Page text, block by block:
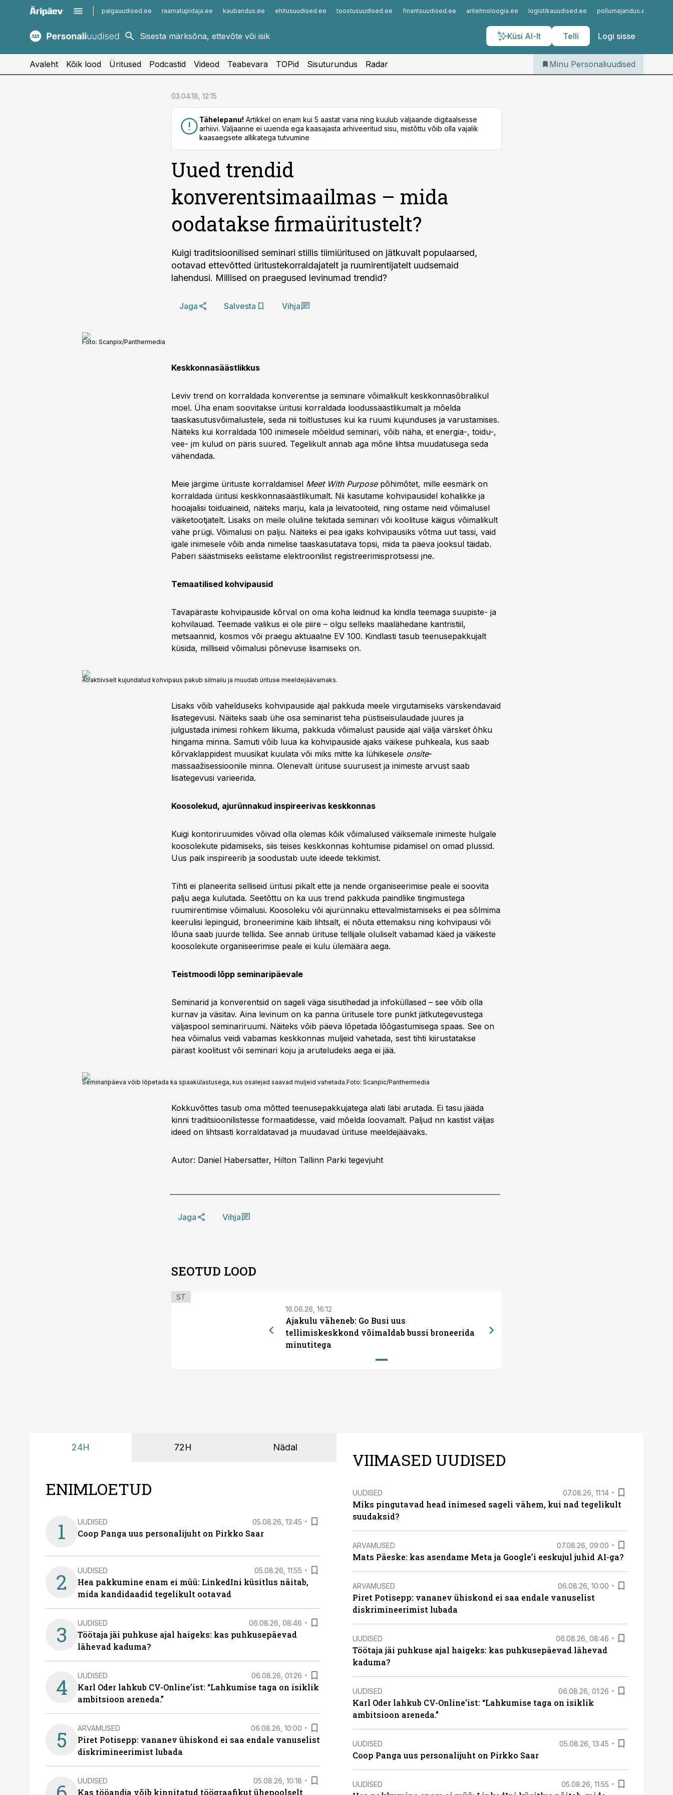
palgauudised.ee raamatupidaja.ee kaubandus.ee ehitusuudised.ee toostusuudised.ee finantsuudised.ee aritehnoloogia.ee logistikauudised.ee pollumajandus.ee
Küsi AI-lt Telli Logi sisse
kaubandus.ee
kinnisvarauudised.ee
imelineajalugu.ee
Infopank
Iseteenindus
Telli Personaliuudised
Avaleht Kõik lood Üritused Podcastid Videod Teabevara TOPid Sisuturundus Radar Minu Personaliuudised
03.04.18, 12:15
Tähelepanu! Artikkel on enam kui 5 aastat vana ning kuulub väljaande digitaalsesse
arhiivi. Väljaanne ei uuenda ega kaasajasta arhiveeritud sisu, mistõttu võib olla vajalik
kaasaegsete allikatega tutvumine
Uued trendid
konverentsimaailmas – mida
oodatakse firmaüritustelt?
Kuigi traditsioonilised seminari stiilis tiimiüritused on jätkuvalt populaarsed,
ootavad ettevõtted üritustekorraldajatelt ja ruumirentijatelt uudsemaid
lahendusi. Millised on praegused levinumad trendid?
Jaga Salvesta Vihja
Foto: Scanpix/Panthermedia
Keskkonnasäästlikkus
Leviv trend on korraldada konverentse ja seminare võimalikult keskkonnasõbralikul
moel. Üha enam soovitakse üritusi korraldada loodussäästlikumalt ja mõelda
taaskasutusvõimalustele, seda nii toitlustuses kui ka ruumi kujunduses ja varustamises.
Näiteks kui korraldada 100 inimesele mõeldud seminari, võib näha, et energia-, toidu-,
vee- jm kulud on päris suured. Tegelikult annab aga mõne lihtsa muudatusega seda
vähendada.
Meie järgime ürituste korraldamisel Meet With Purposepõhimõtet, mille eesmärk on
korraldada üritusi keskkonnasäästlikumalt. Nii kasutame kohvipausidel kohalikke ja
hooajalisi toiduaineid, näiteks marju, kala ja leivatooteid, ning ostame neid võimalusel
väiketootjatelt. Lisaks on meile oluline tekitada seminari või koolituse käigus võimalikult
vähe prügi. Võimalusi on palju. Näiteks ei pea igaks kohvipausiks võtma uut tassi, vaid
igale inimesele võib anda nimelise taaskasutatava topsi, mida ta päeva jooksul täidab.
Paberi säästmiseks eelistame elektroonilist registreerimisprotsessi jne.
Temaatilised kohvipausid
Tavapäraste kohvipauside kõrval on oma koha leidnud ka kindla teemaga suupiste- ja
kohvilauad. Teemade valikus ei ole piire – olgu selleks maalähedane kantristiil,
metsaannid, kosmos või praegu aktuaalne EV 100. Kindlasti tasub teenusepakkujalt
küsida, milliseid võimalusi põnevuse lisamiseks on.
Atraktiivselt kujundatud kohvipaus pakub silmailu ja muudab ürituse meeldejäävamaks.
Lisaks võib vahelduseks kohvipauside ajal pakkuda meele virgutamiseks värskendavaid
lisategevusi. Näiteks saab ühe osa seminarist teha püstiseisulaudade juures ja
julgustada inimesi rohkem liikuma, pakkuda võimalust pauside ajal välja värsket õhku
hingama minna. Samuti võib luua ka kohvipauside ajaks väikese puhkeala, kus saab
kõrvaklappidest muusikat kuulata või miks mitte ka lühikesele onsite-
massaažisessioonile minna. Olenevalt ürituse suurusest ja inimeste arvust saab
lisategevusi varieerida.
Koosolekud, ajurünnakud inspireerivas keskkonnas
Kuigi kontoriruumides võivad olla olemas kõik võimalused väiksemale inimeste hulgale
koosolekute pidamiseks, siis teises keskkonnas kohtumise pidamisel on omad plussid.
Uus paik inspireerib ja soodustab uute ideede tekkimist.
Tihti ei planeerita selliseid üritusi pikalt ette ja nende organiseerimise peale ei soovita
palju aega kulutada. Seetõttu on ka uus trend pakkuda paindlike tingimustega
ruumirentimise võimalusi. Koosoleku või ajurünnaku ettevalmistamiseks ei pea sõlmima
keerulisi lepinguid, broneerimine käib lihtsalt, ei nõuta ettemaksu ning kohvipausi või
lõuna saab juurde tellida. See annab ürituse tellijale oluliselt vabamad käed ja väikeste
koosolekute organiseerimise peale ei kulu ülemäära aega.
Teistmoodi lõpp seminaripäevale
Seminarid ja konverentsid on sageli väga sisutihedad ja infoküllased – see võib olla
kurnav ja väsitav. Aina levinum on ka panna üritusele tore punkt jätkutegevustega
väljaspool seminariruumi. Näiteks võib päeva lõpetada lõõgastumisega spaas. See on
hea võimalus veidi vabamas keskkonnas muljeid vahetada, sest tihti kiirustatakse
pärast koolitust või seminari koju ja aruteludeks aega ei jää.
Seminaripäeva võib lõpetada ka spaakülastusega, kus osalejad saavad muljeid vahetada.Foto: Scanpic/Panthermedia
Kokkuvõttes tasub oma mõtted teenusepakkujatega alati läbi arutada. Ei tasu jääda
kinni traditsioonilistesse formaatidesse, vaid mõelda loovamalt. Paljud nn kastist väljas
ideed on lihtsasti korraldatavad ja muudavad ürituse meeldejäävaks.
Autor: Daniel Habersatter, Hilton Tallinn Parki tegevjuht
Jaga Vihja
SEOTUD LOOD
ST
16.06.26, 16:12
Ajakulu väheneb: Go Busi uus
tellimiskeskkond võimaldab bussi broneerida
minutitega
24H 72H Nädal
ENIMLOETUD
1 UUDISED 05.08.26, 13:45
Coop Panga uus personalijuht on Pirkko Saar
2 UUDISED 05.08.26, 11:55
Hea pakkumine enam ei müü: LinkedIni küsitlus näitab,
mida kandidaadid tegelikult ootavad
3 UUDISED 06.08.26, 08:46
Töötaja jäi puhkuse ajal haigeks: kas puhkusepäevad
lähevad kaduma?
4 UUDISED 06.08.26, 01:26
Karl Oder lahkub CV-Online’ist: “Lahkumise taga on isiklik
ambitsioon areneda.”
5 ARVAMUSED 06.08.26, 10:00
Piret Potisepp: vananev ühiskond ei saa endale vanuselist
diskrimineerimist lubada
UUDISED 05.08.26, 10:18
Kas tööandja võib kinnitatud töögraafikut ühepoolselt
VIIMASED UUDISED
UUDISED 07.08.26, 11:14
Miks pingutavad head inimesed sageli vähem, kui nad tegelikult
suudaksid?
ARVAMUSED 07.08.26, 09:00
Mats Päeske: kas asendame Meta ja Google’i eeskujul juhid AI-ga?
ARVAMUSED 06.08.26, 10:00
Piret Potisepp: vananev ühiskond ei saa endale vanuselist
diskrimineerimist lubada
UUDISED 06.08.26, 08:46
Töötaja jäi puhkuse ajal haigeks: kas puhkusepäevad lähevad
kaduma?
UUDISED 06.08.26, 01:26
Karl Oder lahkub CV-Online’ist: “Lahkumise taga on isiklik
ambitsioon areneda.”
UUDISED 05.08.26, 13:45
Coop Panga uus personalijuht on Pirkko Saar
UUDISED 05.08.26, 11:55